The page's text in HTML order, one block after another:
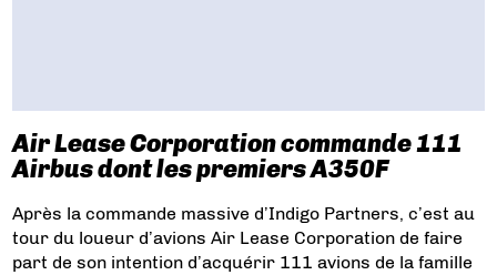
Air Lease Corporation commande 111
Airbus dont les premiers A350F
Après la commande massive d’Indigo Partners, c’est au
tour du loueur d’avions Air Lease Corporation de faire
part de son intention d’acquérir 111 avions de la famille